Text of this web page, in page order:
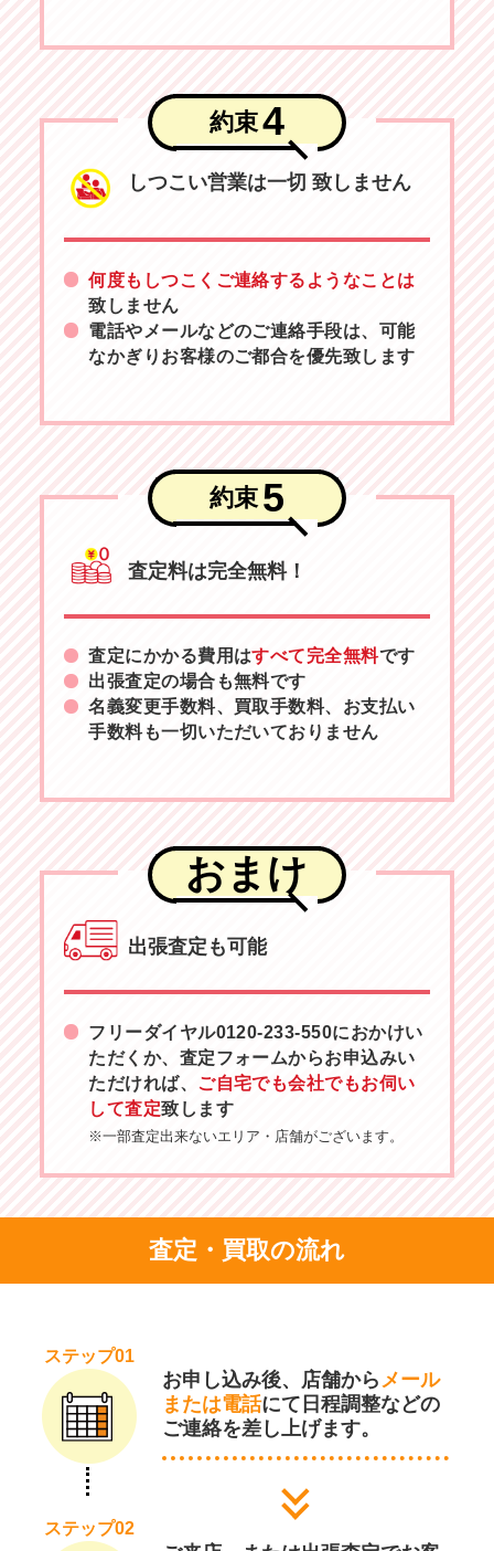
約束4
しつこい営業は一切 致しません
何度もしつこくご連絡するようなことは
致しません
電話やメールなどのご連絡手段は、可能
なかぎりお客様のご都合を優先致します
約束 5
査定料は完全無料！
査定にかかる費用はすべて完全無料です
出張査定の場合も無料です
名義変更手数料、買取手数料、お支払い
手数料も一切いただいておりません
おまけ
出張査定も可能
フリーダイヤル0120-233-550におかけい
ただくか、査定フォームからお申込みい
ただければ、 ご自宅でも会社でもお伺い
して査定致します
※一部査定出来ないエリア・店舗がございます。
査定・買取の流れ
ステップ01
お申し込み後、店舗から メール
または電話にて日程調整などの
ご連絡を差し上げます。
ステップ02